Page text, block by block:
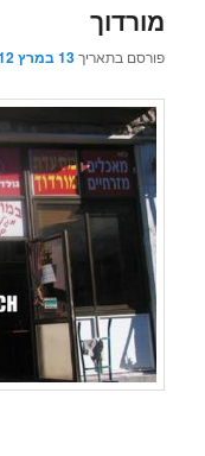
מורדוך
פורסם בתאריך13 במרץ 2012